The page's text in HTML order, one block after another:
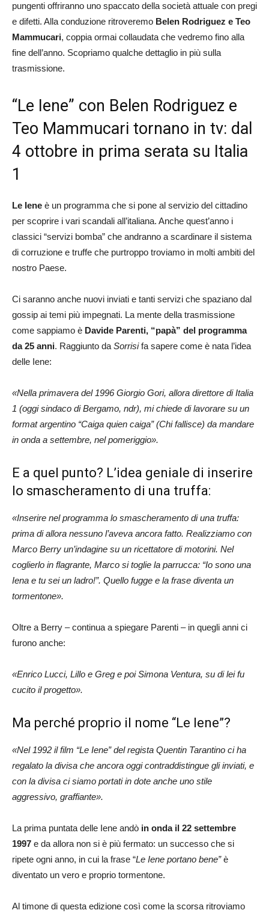
pungenti offriranno uno spaccato della società attuale con pregi
e difetti. Alla conduzione ritroveremo Belen Rodriguez e Teo
Mammucari, coppia ormai collaudata che vedremo fino alla
fine dell’anno. Scopriamo qualche dettaglio in più sulla
trasmissione.
“Le Iene” con Belen Rodriguez e
Teo Mammucari tornano in tv: dal
4 ottobre in prima serata su Italia
1
Le Iene è un programma che si pone al servizio del cittadino
per scoprire i vari scandali all’italiana. Anche quest’anno i
classici “servizi bomba” che andranno a scardinare il sistema
di corruzione e truffe che purtroppo troviamo in molti ambiti del
nostro Paese.
Ci saranno anche nuovi inviati e tanti servizi che spaziano dal
gossip ai temi più impegnati. La mente della trasmissione
come sappiamo è Davide Parenti, “papà” del programma
da 25 anni. Raggiunto da Sorrisifa sapere come è nata l’idea
delle Iene:
«Nella primavera del 1996 Giorgio Gori, allora direttore di Italia
1 (oggisindaco di Bergamo, ndr), mi chiede di lavorare su un
format argentino “Caiga quien caiga” (Chi fallisce) da mandare
in onda a settembre, nel pomeriggio».
E a quel punto? L’idea geniale di inserire
lo smascheramento di una truffa:
«Inserire nel programma lo smascheramento di una truffa:
prima di allora nessuno l’aveva ancora fatto. Realizziamo con
Marco Berry un’indagine su un ricettatore di motorini. Nel
coglierlo in flagrante, Marco si toglie la parrucca: “Io sono una
Iena e tu sei un ladro!”. Quello fugge e la frase diventa un
tormentone».
Oltre a Berry – continua a spiegare Parenti – in quegli anni ci
furono anche:
«Enrico Lucci, Lillo e Greg e poi Simona Ventura, su di lei fu
cucito il progetto».
Ma perché proprio il nome “Le Iene”?
«Nel 1992 il film “Le Iene” del regista Quentin Tarantino ci ha
regalato la divisa che ancora oggi contraddistingue gli inviati, e
con la divisa ci siamo portati in dote anche uno stile
aggressivo, graffiante».
La prima puntata delle Iene andò in onda il 22 settembre
1997 e da allora non si è più fermato: un successo che si
ripete ogni anno, in cui la frase “Le Iene portano bene”è
diventato un vero e proprio tormentone.
Al timone di questa edizione così come la scorsa ritroviamo